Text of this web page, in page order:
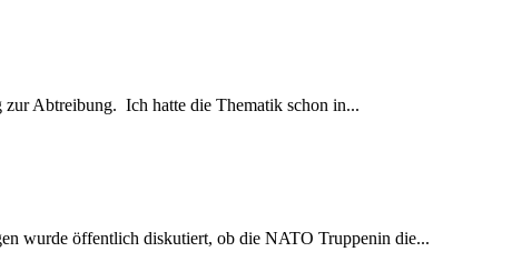
zur Abtreibung. Ich hatte die Thematik schon in...
wurde öffentlich diskutiert, ob die NATO Truppenin die...